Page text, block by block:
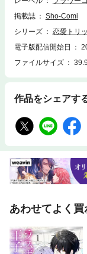
掲載誌
Sho-Comi
シリーズ
恋愛トリ
電子版配信開始日
ファイルサイズ
作品をシェアす
あわせてよく